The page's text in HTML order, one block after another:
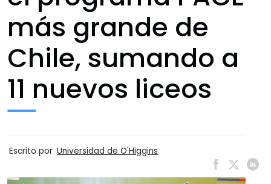
más grande de
Chile, sumando a
11 nuevos liceos
Escrito por Universidad de O'Higgins